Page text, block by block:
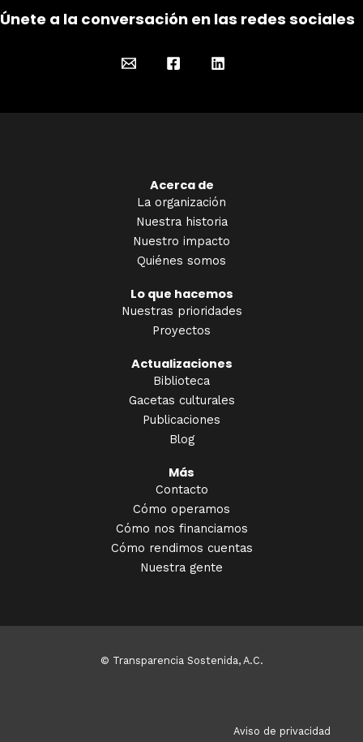
Únete a la conversación en las redes sociales
Acerca de
La organización
Nuestra historia
Nuestro impacto
Quiénes somos
Lo que hacemos
Nuestras prioridades
Proyectos
Actualizaciones
Biblioteca
Gacetas culturales
Publicaciones
Blog
Más
Contacto
Cómo operamos
Cómo nos financiamos
Cómo rendimos cuentas
Nuestra gente
© Transparencia Sostenida, A.C.
Aviso de privacidad